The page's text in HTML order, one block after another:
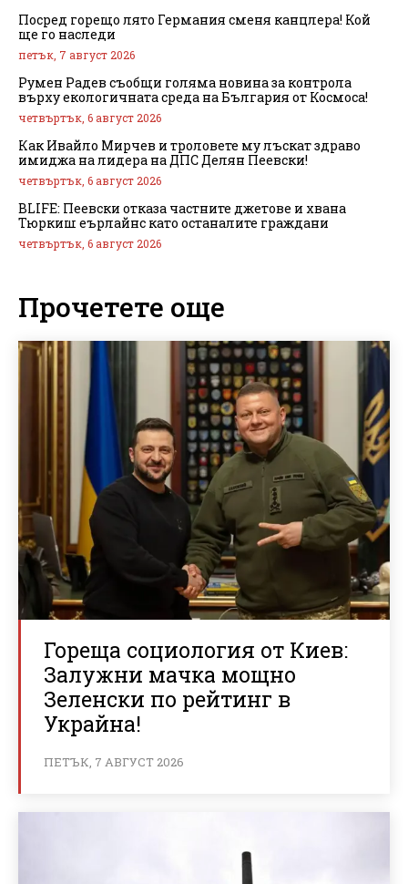
Посред горещо лято Германия сменя канцлера! Кой
ще го наследи
петък, 7 август 2026
Румен Радев съобщи голяма новина за контрола
върху екологичната среда на България от Космоса!
четвъртък, 6 август 2026
Как Ивайло Мирчев и троловете му лъскат здраво
имиджа на лидера на ДПС Делян Пеевски!
четвъртък, 6 август 2026
BLIFE: Пеевски отказа частните джетове и хвана
Тюркиш еърлайнс като останалите граждани
четвъртък, 6 август 2026
Прочетете още
Гореща социология от Киев:
Залужни мачка мощно
Зеленски по рейтинг в
Украйна!
ПЕТЪК, 7 АВГУСТ 2026